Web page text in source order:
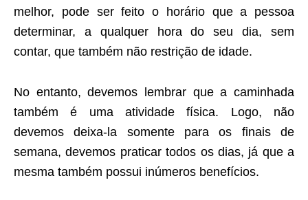
melhor, pode ser feito o horário que a pessoa
determinar, a qualquer hora do seu dia, sem
contar, que também não restrição de idade.
No entanto, devemos lembrar que a caminhada
também é uma atividade física. Logo, não
devemos deixa-la somente para os finais de
semana, devemos praticar todos os dias, já que a
mesma também possui inúmeros benefícios.